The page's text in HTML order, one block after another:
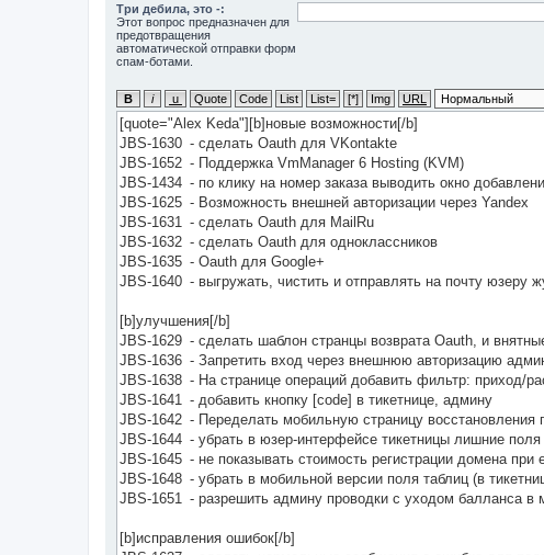
Три дебила, это -:
Этот вопрос предназначен для
предотвращения
автоматической отправки форм
спам-ботами.